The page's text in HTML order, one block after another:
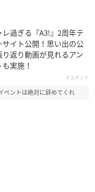
レ過ぎる『A3!』2周年テ
サイト公開！思い出の公
り返り動画が見れるアン
実施！
6コメント
ベントは絶対に辞めてくれ